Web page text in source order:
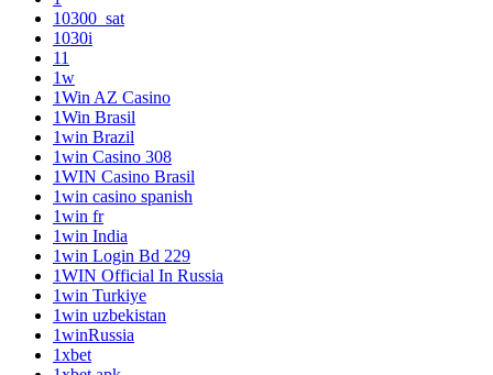
10300_sat
1030i
11
1w
1Win AZ Casino
1Win Brasil
1win Brazil
1win Casino 308
1WIN Casino Brasil
1win casino spanish
1win fr
1win India
1win Login Bd 229
1WIN Official In Russia
1win Turkiye
1win uzbekistan
1winRussia
1xbet